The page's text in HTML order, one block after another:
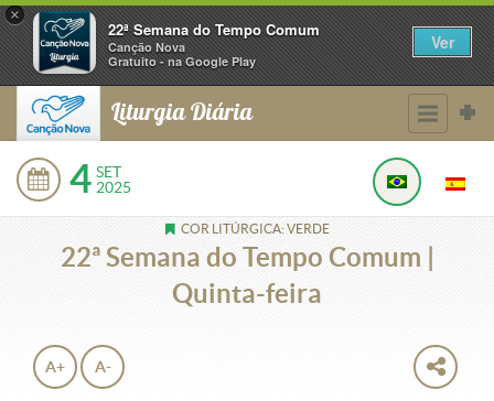
×
22ª Semana do Tempo Comum
Canção Nova
Gratuito - na Google Play
Ver
Liturgia Diária
4 SET
2025
COR LITÚRGICA: VERDE
22ª Semana do Tempo Comum |
Quinta-feira
A+ A-